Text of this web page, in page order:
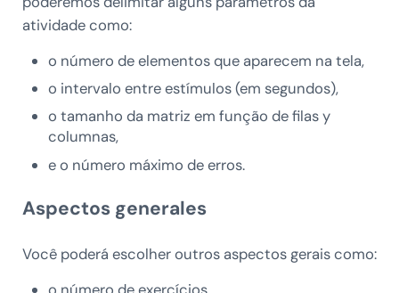
atividade como:
o número de elementos que aparecem na tela,
o intervalo entre estímulos (em segundos),
o tamanho da matriz em função de filas y
columnas,
e o número máximo de erros.
Aspectos generales
Você poderá escolher outros aspectos gerais como: